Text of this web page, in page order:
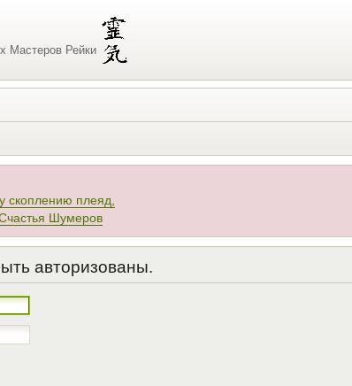
Мастеров Рейки
скоплению плеяд,
Шумеров
авторизованы.